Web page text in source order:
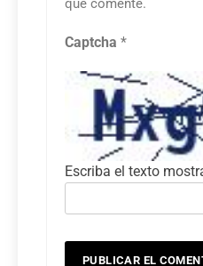
que comente.
Captcha *
Escriba el texto